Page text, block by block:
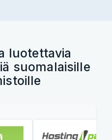
luotettavia
suomalaisille